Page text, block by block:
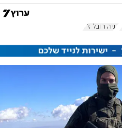
בניה רובל ז"ל